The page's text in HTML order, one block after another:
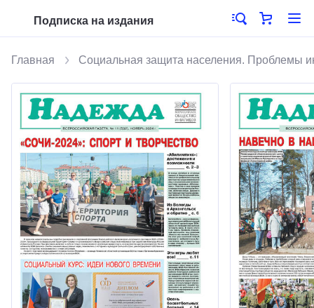
Подписка на издания
Главная Социальная защита населения. Проблемы